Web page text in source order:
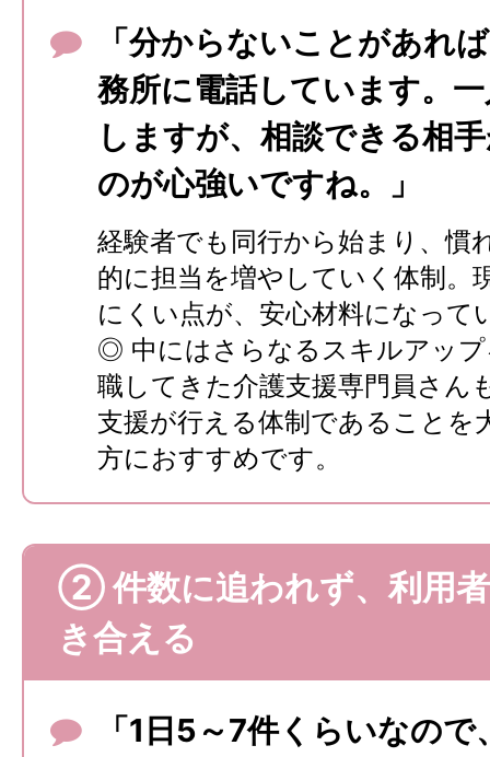
「分からないことがあれ
務所に電話しています。
しますが、相談できる相
のが心強いですね。」
経験者でも同行から始まり、慣
的に担当を増やしていく体制。
にくい点が、安心材料になって
◎ 中にはさらなるスキルアッ
職してきた介護支援専門員さん
支援が行える体制であることを
方におすすめです。
② 件数に追われず、利用
き合える
「1日5～7件くらいなの